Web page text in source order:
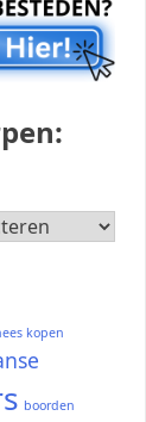
kopen
boorden